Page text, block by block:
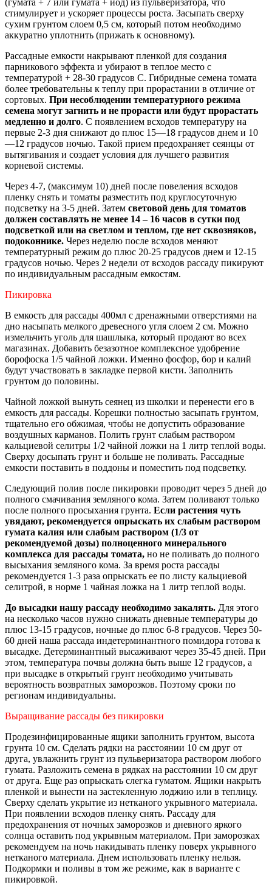
стимулирует и ускоряет процессы роста. Засыпать сверху
сухим грунтом слоем 0,5 см, который потом необходимо
аккуратно уплотнить (прижать к основному).
Рассадные емкости накрывают пленкой для создания
парникового эффекта и убирают в теплое место с
температурой + 28-30 градусов С. Гибридные семена томата
более требовательны к теплу при прорастании в отличие от
сортовых. При несоблюдении температурного режима
семена могут загнить и не прорасти или будут прорастать
медленно и долго. С появлением всходов температуру на
первые 2-3 дня снижают до плюс 15—18 градусов днем и 10
—12 градусов ночью. Такой прием предохраняет сеянцы от
вытягивания и создает условия для лучшего развития
корневой системы.
Через 4-7, (максимум 10) дней после повеления всходов
пленку снять и томаты разместить под круглосуточную
подсветку на 3-5 дней. Затем световой день для томатов
должен составлять не менее 14 – 16 часов в сутки под
подсветкой или на светлом и теплом, где нет сквозняков,
подоконнике. Через неделю после всходов меняют
температурный режим до плюс 20-25 градусов днем и 12-15
градусов ночью. Через 2 недели от всходов рассаду пикируют
по индивидуальным рассадным емкостям.
Пикировка
В емкость для рассады 400мл с дренажными отверстиями на
дно насыпать мелкого древесного угля слоем 2 см. Можно
измельчить уголь для шашлыка, который продают во всех
магазинах. Добавить безазотное комплексное удобрение
борофоска 1/5 чайной ложки. Именно фосфор, бор и калий
будут участвовать в закладке первой кисти. Заполнить
грунтом до половины.
Чайной ложкой вынуть сеянец из школки и перенести его в
емкость для рассады. Корешки полностью засыпать грунтом,
тщательно его обжимая, чтобы не допустить образование
воздушных карманов. Полить грунт слабым раствором
кальциевой селитры 1/2 чайной ложки на 1 литр теплой воды.
Сверху досыпать грунт и больше не поливать. Рассадные
емкости поставить в поддоны и поместить под подсветку.
Следующий полив после пикировки проводит через 5 дней до
полного смачивания земляного кома. Затем поливают только
после полного просыхания грунта. Если растения чуть
увядают, рекомендуется опрыскать их слабым раствором
гумата калия или слабым раствором (1/3 от
рекомендуемой дозы) полноценного минерального
комплекса для рассады томата, но не поливать до полного
высыхания земляного кома. За время роста рассады
рекомендуется 1-3 раза опрыскать ее по листу кальциевой
селитрой, в норме 1 чайная ложка на 1 литр теплой воды.
До высадки нашу рассаду необходимо закалять. Для этого
на несколько часов нужно снижать дневные температуры до
плюс 13-15 градусов, ночные до плюс 6-8 градусов. Через 50-
60 дней наша рассада индетерминантного помидора готова к
высадке. Детерминантный высаживают через 35-45 дней. При
этом, температура почвы должна быть выше 12 градусов, а
при высадке в открытый грунт необходимо учитывать
вероятность возвратных заморозков. Поэтому сроки по
регионам индивидуальны.
Выращивание рассады без пикировки
Продезинфицированные ящики заполнить грунтом, высота
грунта 10 см. Сделать рядки на расстоянии 10 см друг от
друга, увлажнить грунт из пульверизатора раствором любого
гумата. Разложить семена в рядках на расстоянии 10 см друг
от друга. Еще раз опрыскать слегка гуматом. Ящики накрыть
пленкой и вынести на застекленную лоджию или в теплицу.
Сверху сделать укрытие из нетканого укрывного материала.
При появлении всходов пленку снять. Рассаду для
предохранения от ночных заморозков и дневного яркого
солнца оставить под укрывным материалом. При заморозках
рекомендуем на ночь накидывать пленку поверх укрывного
нетканого материала. Днем использовать пленку нельзя.
Подкормки и поливы в том же режиме, как в варианте с
пикировкой.